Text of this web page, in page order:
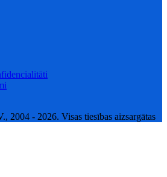
- 2026. Visas tiesības aizsargātas